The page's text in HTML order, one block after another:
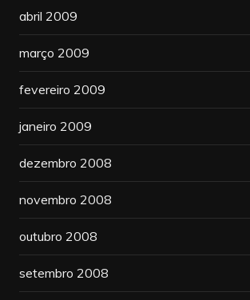
abril 2009
março 2009
fevereiro 2009
janeiro 2009
dezembro 2008
novembro 2008
outubro 2008
setembro 2008